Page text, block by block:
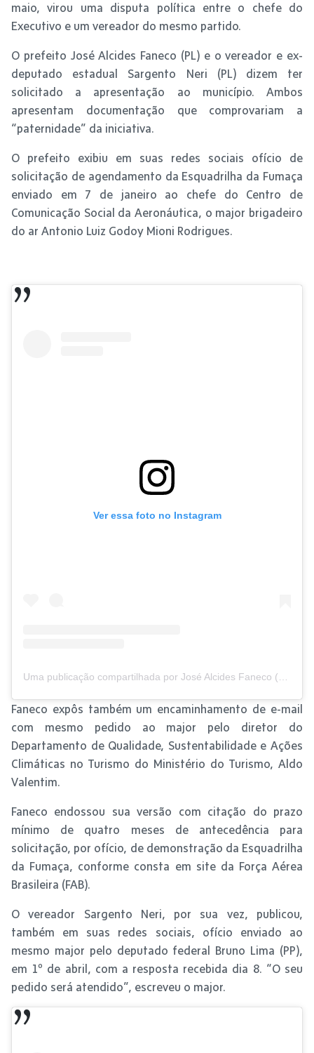
maio, virou uma disputa política entre o chefe do
Executivo e um vereador do mesmo partido.
O prefeito José Alcides Faneco (PL) e o vereador e ex-
deputado estadual Sargento Neri (PL) dizem ter
solicitado a apresentação ao município. Ambos
apresentam documentação que comprovariam a
“paternidade” da iniciativa.
O prefeito exibiu em suas redes sociais ofício de
solicitação de agendamento da Esquadrilha da Fumaça
enviado em 7 de janeiro ao chefe do Centro de
Comunicação Social da Aeronáutica, o major brigadeiro
do ar Antonio Luiz Godoy Mioni Rodrigues.
Ver essa foto no Instagram
Uma publicação compartilhada por José Alcides Faneco (@fanecoprefeito)
Faneco expôs também um encaminhamento de e-mail
com mesmo pedido ao major pelo diretor do
Departamento de Qualidade, Sustentabilidade e Ações
Climáticas no Turismo do Ministério do Turismo, Aldo
Valentim.
Faneco endossou sua versão com citação do prazo
mínimo de quatro meses de antecedência para
solicitação, por ofício, de demonstração da Esquadrilha
da Fumaça, conforme consta em site da Força Aérea
Brasileira (FAB).
O vereador Sargento Neri, por sua vez, publicou,
também em suas redes sociais, ofício enviado ao
mesmo major pelo deputado federal Bruno Lima (PP),
em 1º de abril, com a resposta recebida dia 8. “O seu
pedido será atendido”, escreveu o major.